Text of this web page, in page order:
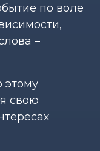
по воле
–
этому
свою